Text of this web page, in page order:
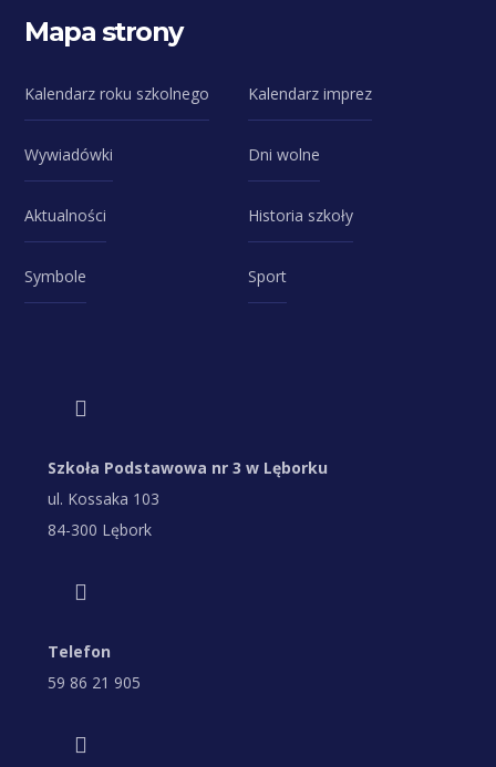
Mapa strony
Kalendarz roku szkolnego Kalendarz imprez
Wywiadówki Dni wolne
Aktualności Historia szkoły
Symbole Sport
Szkoła Podstawowa nr 3 w Lęborku
ul. Kossaka 103
84-300 Lębork
Telefon
59 86 21 905